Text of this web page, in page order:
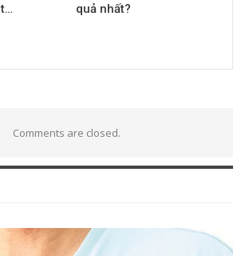
quả nhất?
Comments are closed.